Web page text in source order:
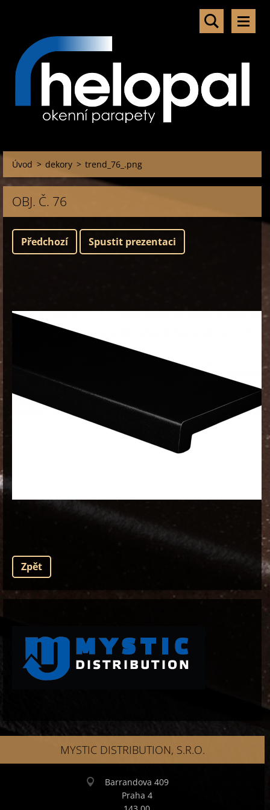
Úvod > dekory > trend_76_.png
OBJ. Č. 76
Předchozí Spustit prezentaci
Zpět
MYSTIC DISTRIBUTION, S.R.O.
Barrandova 409
Praha 4